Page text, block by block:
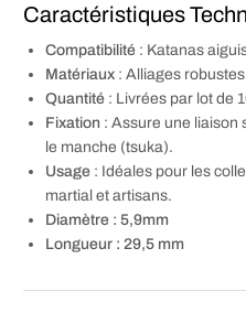
Caractéristiques
Compatibilité : Katanas
Matériaux : Alliages
Quantité : Livrées par lot de
Fixation : Assure une liaison
le manche (tsuka).
Usage : Idéales pour les
martial et artisans.
Diamètre : 5,9mm
Longueur : 29,5 mm